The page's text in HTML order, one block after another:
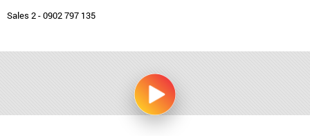
Sales 2 - 0902 797 135